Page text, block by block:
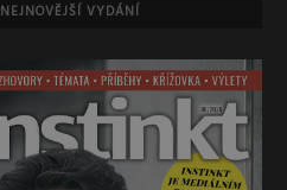
NEJNOVĚJŠÍ VYDÁNÍ